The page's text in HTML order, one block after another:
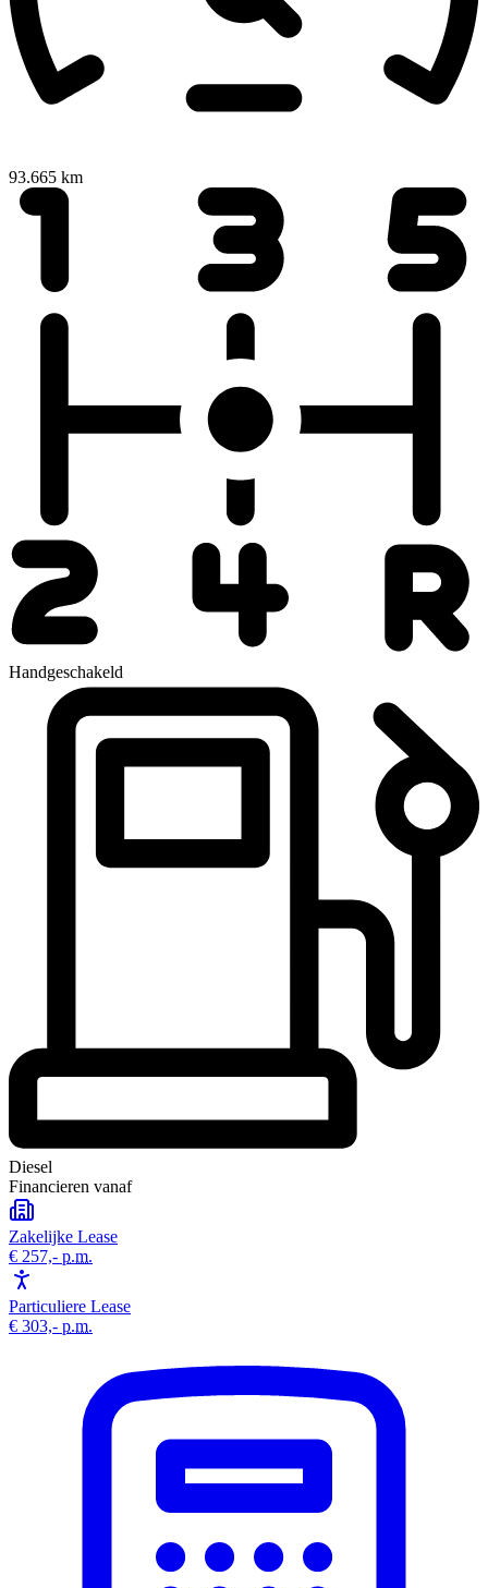
93.665 km
Handgeschakeld
Diesel
Financieren vanaf
Zakelijke Lease
€ 257,- p.m.
Particuliere Lease
€ 303,- p.m.